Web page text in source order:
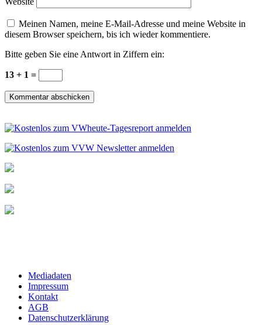
Meinen Namen, meine E-Mail-Adresse und meine Website in
diesem Browser speichern, bis ich wieder kommentiere.
Bitte geben Sie eine Antwort in Ziffern ein:
13 + 1 =
Mediadaten
Impressum
Kontakt
AGB
Datenschutzerklärung